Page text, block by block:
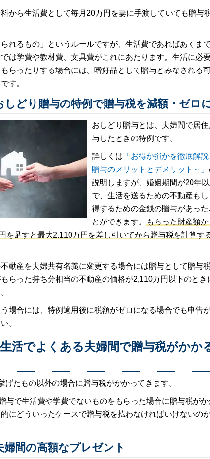
から生活費として毎月20万円を妻に手渡していても贈与
られるもの」というルールですが、生活費であればあくま
は学費や教材費、文具費がこれにあたります。生活に必
らったりする場合には、嗜好品として贈与とみなされる
す。
しどり贈与の特例で贈与税を減額・ゼロ
おしどり贈与とは、夫婦間で居
与したときの特例です。
詳しくは 「お得か損かを徹底解
贈与のメリットとデメリット～」
説明しますが、婚姻期間が20年
で、生活を送るための不動産も
得するための金銭の贈与があった
とができます。
もらった財産額か
を足すと最大2,110万円を差し引いてから贈与税を計算す
動産を夫婦共有名義に変更する場合には贈与として贈与
らった持ち分相当の不動産の価格が2,110万円以下のとき
場合には、特例適用後に税額がゼロになる場合でも申告
。
活でよくある夫婦間で贈与税がかか
げたもの以外の場合に贈与税がかかってきます。
与で生活費や学費でないものをもらった場合に贈与税が
にどういったケースで贈与税を払わなければいけないの
婦間の高額なプレゼント